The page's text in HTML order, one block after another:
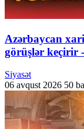
Azərbaycan
görüşlər keçirir
Siyasət
06 avqust 2026 50